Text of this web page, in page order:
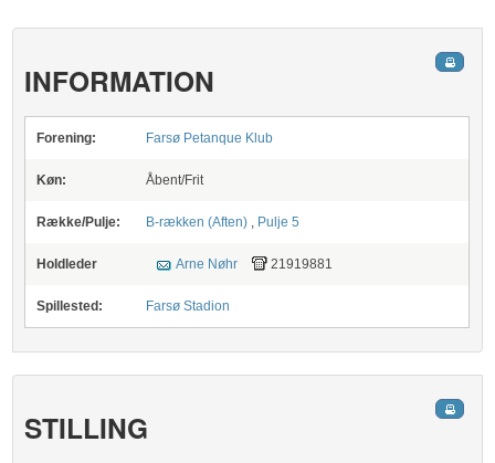
INFORMATION
Forening: Farsø Petanque Klub
Køn: Åbent/Frit
Række/Pulje: B-rækken (Aften) , Pulje 5
Holdleder Arne Nøhr 21919881
Spillested: Farsø Stadion
STILLING